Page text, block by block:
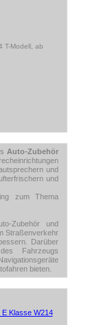
T-Modell, ab
Auto-Zubehör
und
und
zum Thema
Zubehör und
Straßenverkehr
Darüber
Fahrzeugs
bieten.